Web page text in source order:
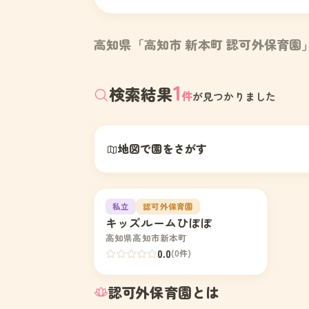
高知県「高知市 新本町 認可外保育園
検索結果1件が見つかりました
地図で園をさがす
1 園の写真
私立 認可外保育園
キッズルームひぽぽ
高知県高知市新本町
0.0(0件)
認可外保育園とは